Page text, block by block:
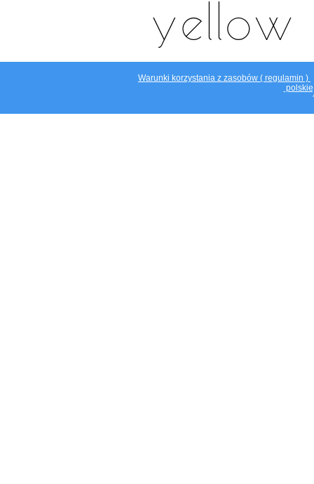
Warunki korzystania z zasobów ( regulamin )